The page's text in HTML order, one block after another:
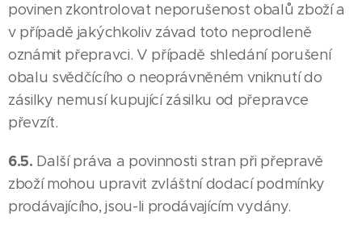
povinen zkontrolovat neporušenost obalů zboží a
v případě jakýchkoliv závad toto neprodleně
oznámit přepravci. V případě shledání porušení
obalu svědčícího o neoprávněném vniknutí do
zásilky nemusí kupující zásilku od přepravce
převzít.
6.5. Další práva a povinnosti stran při přepravě
zboží mohou upravit zvláštní dodací podmínky
prodávajícího, jsou-li prodávajícím vydány.